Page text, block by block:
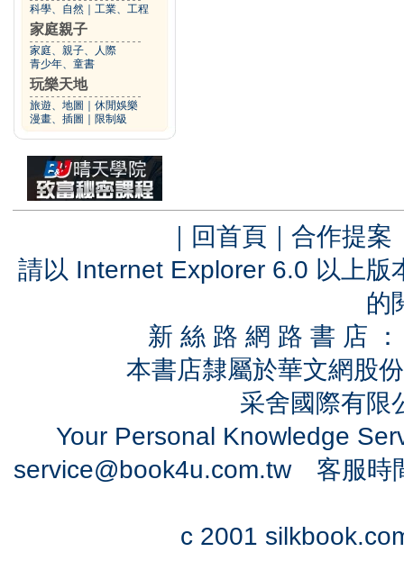
科學、自然 工業、工程
家庭親子
家庭、親子、人際
青少年、童書
玩樂天地
旅遊、地圖
休閒娛樂
漫畫、插圖
限制級
｜ 回首頁 ｜ 合作提案
請以 Internet Explorer 6.0 以上
的
新 絲 路 網 路 書 店
本書店隸屬於華文網股
采舍國際有
Your Personal Knowledge
service@book4u.com.tw客服時
c 2001